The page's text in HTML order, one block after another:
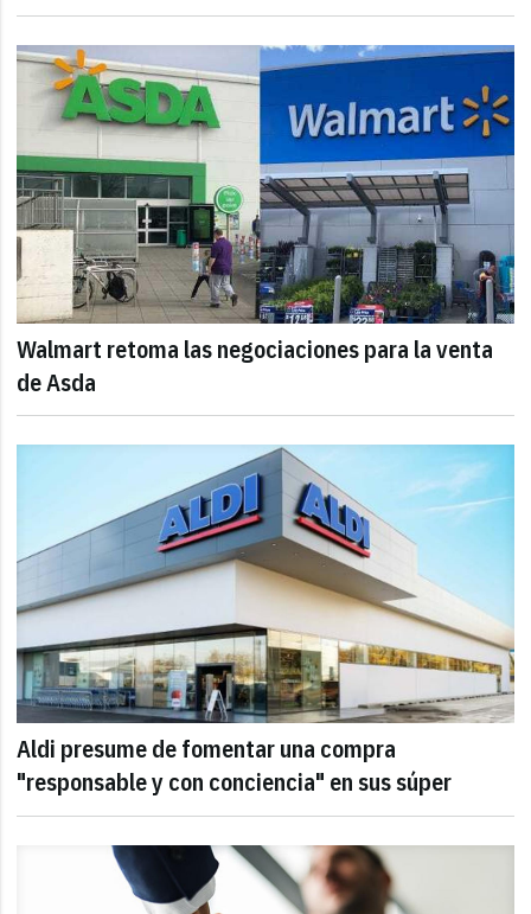
Walmart retoma las negociaciones para la venta
de Asda
Aldi presume de fomentar una compra
"responsable y con conciencia" en sus súper